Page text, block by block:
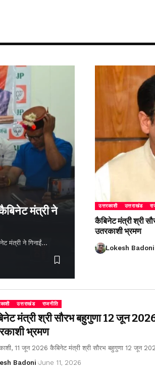
मंत्री ने
मंत्री ने गिनाईं…
उत्तरकाशी उत्तराखंड
कैबिनेट मंत्री श्री
उतरकाशी भ्रमण
Lokesh Badoni
उत्तराखंड राजनीति
मंत्री श्री सौरभ बहुगुणा 12 जून
भ्रमण
11 जून 2026 कैबिनेट मंत्री श्री सौरभ बहुगुणा 12 जून
Badoni June 11, 2026